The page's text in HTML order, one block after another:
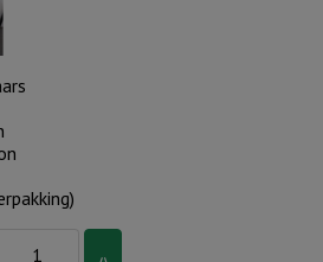
Stompkaars